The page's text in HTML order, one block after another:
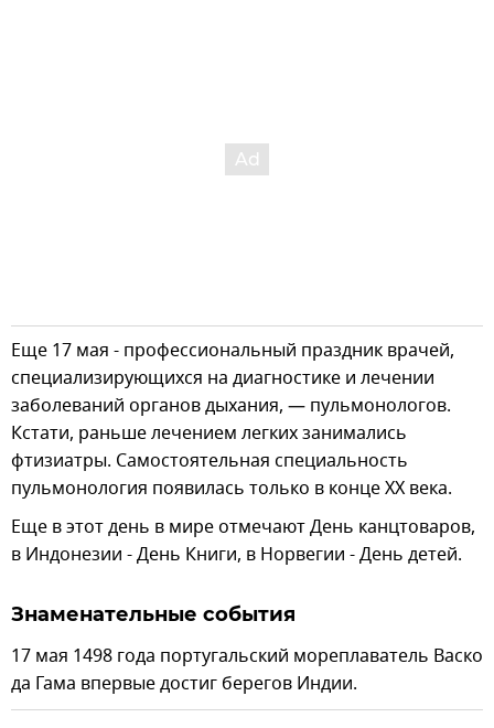
Еще 17 мая - профессиональный праздник врачей,
специализирующихся на диагностике и лечении
заболеваний органов дыхания, — пульмонологов.
Кстати, раньше лечением легких занимались
фтизиатры. Самостоятельная специальность
пульмонология появилась только в конце ХХ века.
Еще в этот день в мире отмечают День канцтоваров,
в Индонезии - День Книги, в Норвегии - День детей.
Знаменательные события
17 мая 1498 года португальский мореплаватель Васко
да Гама впервые достиг берегов Индии.